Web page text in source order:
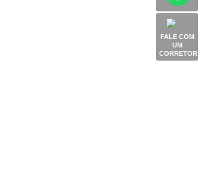
FALE COM
UM
CORRETOR